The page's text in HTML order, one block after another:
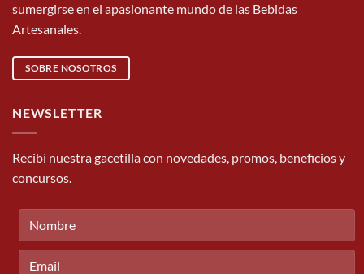
sumergirse en el apasionante mundo de las Bebidas
Artesanales.
SOBRE NOSOTROS
NEWSLETTER
Recibí nuestra gacetilla con novedades, promos, beneficios y
concursos.